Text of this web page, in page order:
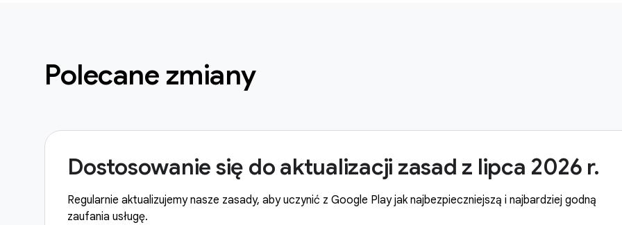
Polecane zmiany
Dostosowanie się do aktualizacji zasad z lipca 2026 r.
Regularnie aktualizujemy nasze zasady, aby uczynić z Google Play jak najbezpieczniejszą i najbardziej godną
zaufania usługę.